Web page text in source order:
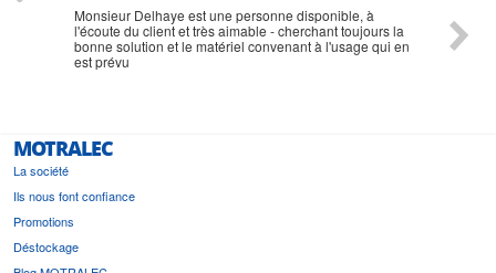
Monsieur Delhaye est une personne disponible, à
l'écoute du client et très aimable - cherchant toujours la
bonne solution et le matériel convenant à l'usage qui en
est prévu
MOTRALEC
La société
Ils nous font confiance
Promotions
Déstockage